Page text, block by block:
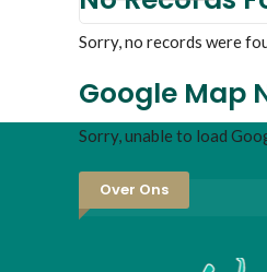
Sorry, no records were
Google Map
Sorry, unable to load
Over Ons